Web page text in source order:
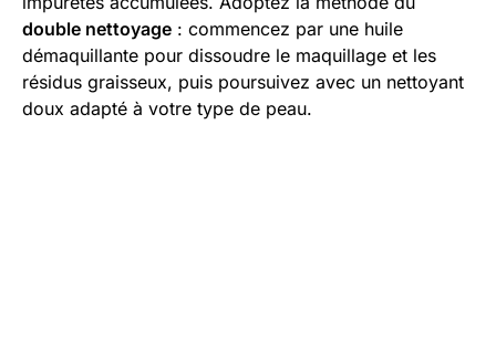
double nettoyage : commencez par une huile
démaquillante pour dissoudre le maquillage et les
résidus graisseux, puis poursuivez avec un nettoyant
doux adapté à votre type de peau.